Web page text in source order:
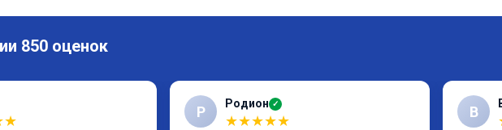
850 оценок
★
Р Родион ✓
★★★★★
В